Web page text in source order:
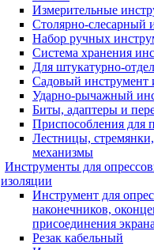
Измерительные
Столярно-слесарный
Набор ручных
Система хранения
Для штукатурно-
Садовый инструмент
Ударно-рычажный
Биты, адаптеры и
Приспособления для
Лестницы,
механизмы
Инструменты для
изоляции
Инструмент для
наконечников,
присоединения экрана
Резак кабельный